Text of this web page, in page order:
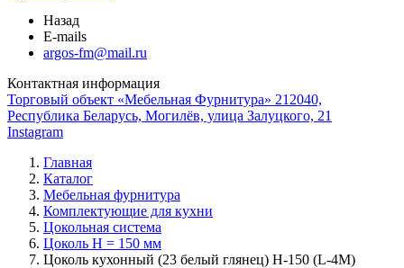
Назад
E-mails
argos-fm@mail.ru
Контактная информация
Торговый объект «Мебельная Фурнитура» 212040,
Республика Беларусь, Могилёв, улица Залуцкого, 21
Instagram
Главная
Каталог
Мебельная фурнитура
Комплектующие для кухни
Цокольная система
Цоколь H = 150 мм
Цоколь кухонный (23 белый глянец) Н-150 (L-4М)